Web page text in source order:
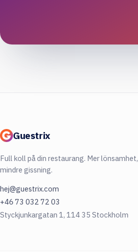
Guestrix
Full koll på din restaurang. Mer lönsamhet,
mindre gissning.
hej@guestrix.com
+46 73 032 72 03
Styckjunkargatan 1, 114 35 Stockholm